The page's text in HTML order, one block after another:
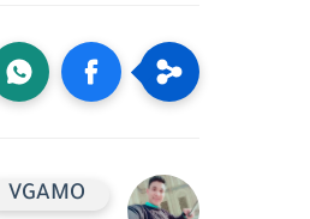
VGAMO